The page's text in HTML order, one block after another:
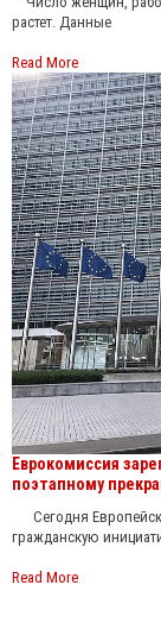
растет. Данные
Read More
Еврокомиссия
поэтапному
Сегодня
гражданскую
Read More